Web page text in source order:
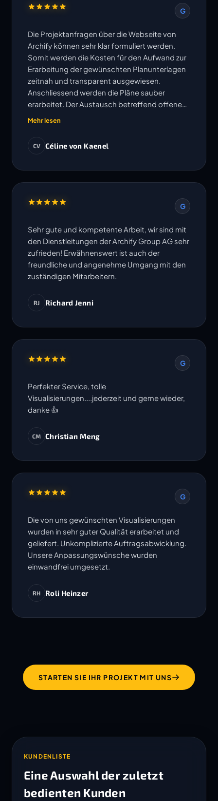
G
Die Projektanfragen über die Webseite von
Archify können sehr klar formuliert werden.
Somit werden die Kosten für den Aufwand zur
Erarbeitung der gewünschten Planunterlagen
zeitnah und transparent ausgewiesen.
Anschliessend werden die Pläne sauber
erarbeitet. Der Austausch betreffend offenen
Fragen erfolgt sehr unkompliziert und
Termine werden eingehalten. Ich freue mich
Mehr lesen
CV Céline von Kaenel
G
Sehr gute und kompetente Arbeit, wir sind mit
den Dienstleitungen der Archify Group AG sehr
zufrieden! Erwähnenswert ist auch der
freundliche und angenehme Umgang mit den
zuständigen Mitarbeitern.
RJ Richard Jenni
G
Perfekter Service, tolle
Visualisierungen....jederzeit und gerne wieder,
danke 👍
CM Christian Meng
G
Die von uns gewünschten Visualisierungen
wurden in sehr guter Qualität erarbeitet und
geliefert. Unkomplizierte Auftragsabwicklung.
Unsere Anpassungswünsche wurden
einwandfrei umgesetzt.
RH Roli Heinzer
STARTEN SIE IHR PROJEKT MIT UNS
KUNDENLISTE
Eine Auswahl der zuletzt
bedienten Kunden